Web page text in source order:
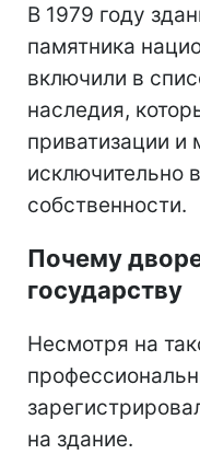
В 1979 году
памятника
включили в
наследия,
приватизации и
исключительно
собственности.
Почему
государству
Несмотря на
на здание.